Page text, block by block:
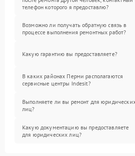
телефон которого я предоставлю?
Возможно ли получать обратную связь в
процессе выполнения ремонтных работ?
Какую гарантию вы предоставляете?
В каких районах Перми располагаются
сервисные центры Indesit?
Выполняете ли вы ремонт для
лиц?
Какую документацию вы предоставляете
для юридических лиц?